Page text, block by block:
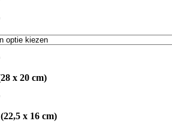
x 20 cm)
x 16 cm)